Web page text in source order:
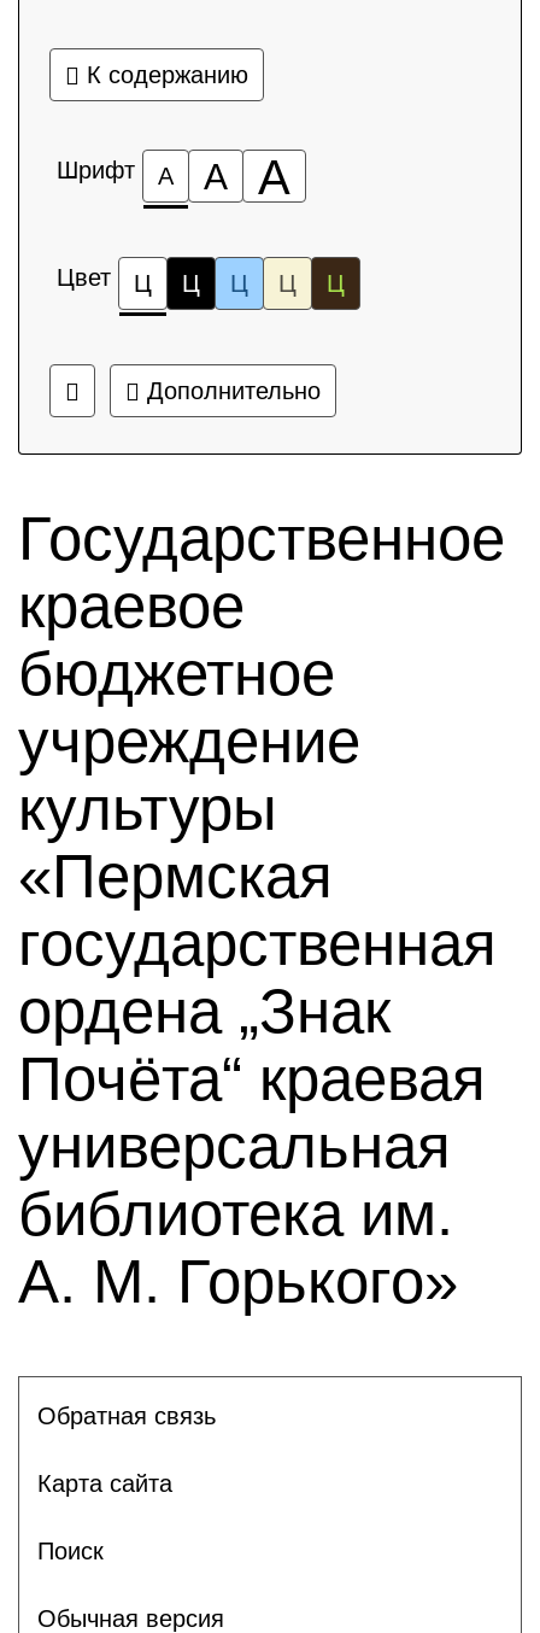
К содержанию
Шрифт А А А
Цвет Ц Ц Ц Ц Ц
Дополнительно
Государственное
краевое
бюджетное
учреждение
культуры
«Пермская
государственная
ордена „Знак
Почёта“ краевая
универсальная
библиотека им.
А. М. Горького»
Обратная связь
Карта сайта
Поиск
Обычная версия